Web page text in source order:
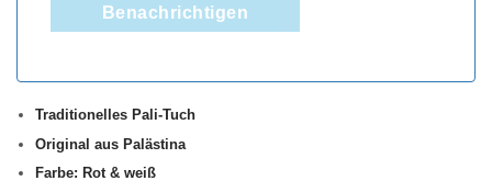
Benachrichtigen
Traditionelles Pali-Tuch
Original aus Palästina
Farbe: Rot & weiß